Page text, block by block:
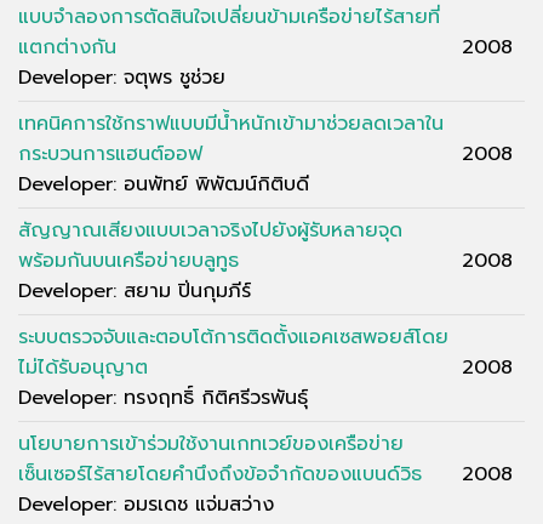
แบบจำลองการตัดสินใจเปลี่ยนข้ามเครือข่ายไร้สายที่
แตกต่างกัน
Developer: จตุพร ชูช่วย
2008
เทคนิคการใช้กราฟแบบมีน้ำหนักเข้ามาช่วยลดเวลาใน
กระบวนการแฮนต์ออฟ
Developer: อนพัทย์ พิพัฒน์กิติบดี
2008
สัญญาณเสียงแบบเวลาจริงไปยังผู้รับหลายจุด
พร้อมกันบนเครือข่ายบลูทูธ
Developer: สยาม ปิ่นกุมภีร์
2008
ระบบตรวจจับและตอบโต้การติดตั้งแอคเซสพอยส์โดย
ไม่ได้รับอนุญาต
Developer: ทรงฤทธิ์ กิติศรีวรพันธุ์
2008
นโยบายการเข้าร่วมใช้งานเกทเวย์ของเครือข่าย
เซ็นเซอร์ไร้สายโดยคำนึงถึงข้อจำกัดของแบนด์วิธ
Developer: อมรเดช แจ่มสว่าง
2008